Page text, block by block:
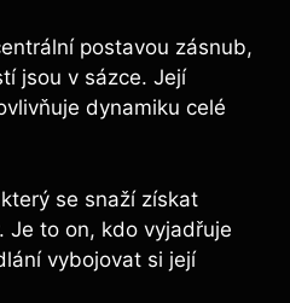
postavou zásnub,
jsou v sázce. Její
dynamiku celé
se snaží získat
Je to on, kdo vyjadřuje
vybojovat si její